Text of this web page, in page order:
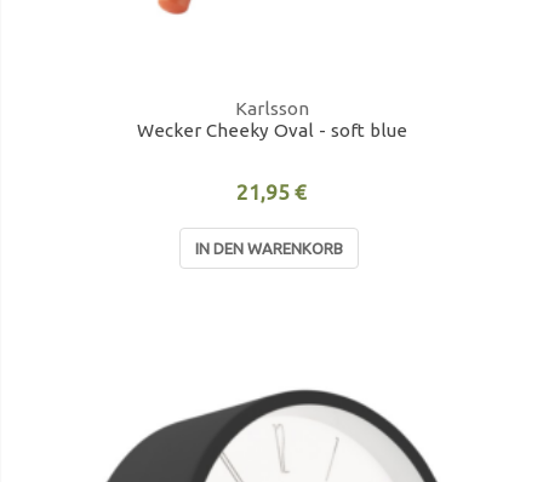
Karlsson
Wecker Cheeky Oval - soft blue
21,95 €
IN DEN WARENKORB